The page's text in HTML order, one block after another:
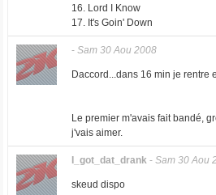
16. Lord I Know
17. It's Goin' Down
- Sam 30 Aou 2008
Daccord...dans 16 min je rentre
Le premier m'avais fait bandé,
j'vais aimer.
I_got_dat_drank- Sam 30 Aou
skeud dispo